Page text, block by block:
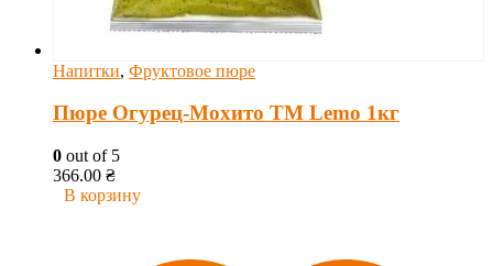
Напитки, Фруктовое пюре
Пюре Огурец-Мохито ТМ Lemo 1кг
0 out of 5
366.00 ₴
В корзину